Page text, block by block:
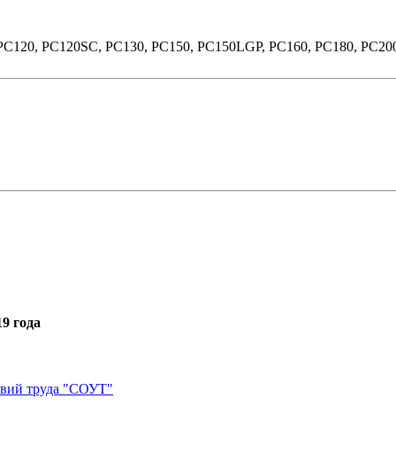
PC120SC, PC130, PC150, PC150LGP, PC160, PC180,
года
труда "СОУТ"